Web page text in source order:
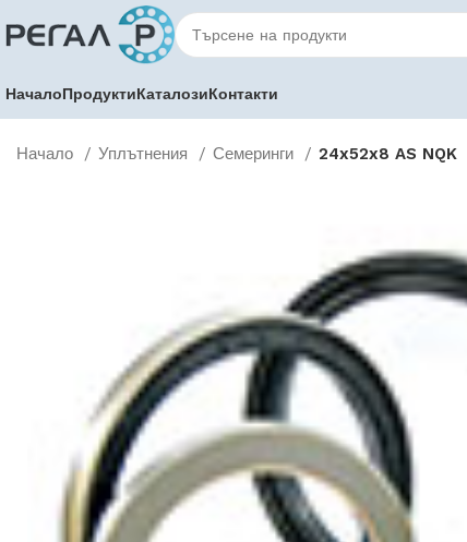
НачалоПродуктиКаталозиКонтакти
Начало Уплътнения Семеринги 24x52x8 AS NQK